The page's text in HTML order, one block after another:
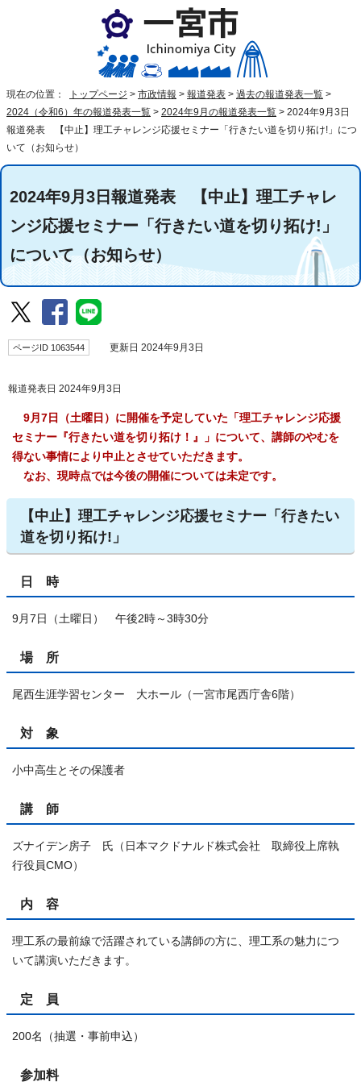
現在の位置： トップページ > 市政情報 > 報道発表 > 過去の報道発表一覧 >
2024（令和6）年の報道発表一覧 > 2024年9月の報道発表一覧 > 2024年9月3日
報道発表 【中止】理工チャレンジ応援セミナー「行きたい道を切り拓け!」につ
いて（お知らせ）
2024年9月3日報道発表 【中止】理工チャレ
ンジ応援セミナー「行きたい道を切り拓け!」
について（お知らせ）
ページID 1063544 更新日 2024年9月3日
報道発表日 2024年9月3日
9月7日（土曜日）に開催を予定していた「理工チャレンジ応援
セミナー『行きたい道を切り拓け！』」について、講師のやむを
得ない事情により中止とさせていただきます。
なお、現時点では今後の開催については未定です。
【中止】理工チャレンジ応援セミナー「行きたい
道を切り拓け!」
日 時
9月7日（土曜日） 午後2時～3時30分
場 所
尾西生涯学習センター 大ホール（一宮市尾西庁舎6階）
対 象
小中高生とその保護者
講 師
ズナイデン房子 氏（日本マクドナルド株式会社 取締役上席執
行役員CMO）
内 容
理工系の最前線で活躍されている講師の方に、理工系の魅力につ
いて講演いただきます。
定 員
200名（抽選・事前申込）
参加料